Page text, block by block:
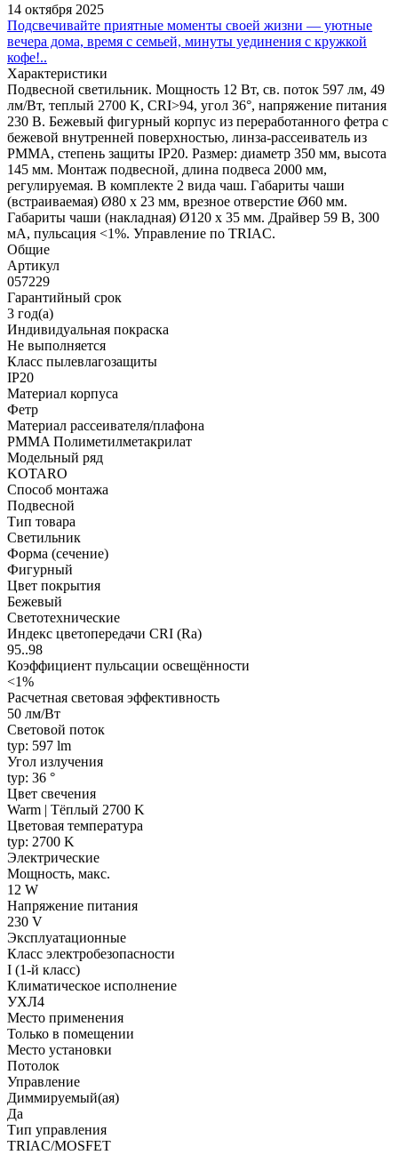
14 октября 2025
Подсвечивайте приятные моменты своей жизни — уютные
вечера дома, время с семьей, минуты уединения с кружкой
кофе!..
Характеристики
Подвесной светильник. Мощность 12 Вт, св. поток 597 лм, 49
лм/Вт, теплый 2700 K, CRI>94, угол 36°, напряжение питания
230 В. Бежевый фигурный корпус из переработанного фетра с
бежевой внутренней поверхностью, линза-рассеиватель из
PMMA, степень защиты IP20. Размер: диаметр 350 мм, высота
145 мм. Монтаж подвесной, длина подвеса 2000 мм,
регулируемая. В комплекте 2 вида чаш. Габариты чаши
(встраиваемая) Ø80 х 23 мм, врезное отверстие Ø60 мм.
Габариты чаши (накладная) Ø120 x 35 мм. Драйвер 59 В, 300
мА, пульсация <1%. Управление по TRIAC.
Общие
Артикул
057229
Гарантийный срок
3 год(а)
Индивидуальная покраска
Не выполняется
Класс пылевлагозащиты
IP20
Материал корпуса
Фетр
Материал рассеивателя/плафона
PMMA Полиметилметакрилат
Модельный ряд
KOTARO
Способ монтажа
Подвесной
Тип товара
Светильник
Форма (сечение)
Фигурный
Цвет покрытия
Бежевый
Светотехнические
Индекс цветопередачи CRI (Ra)
95..98
Коэффициент пульсации освещённости
<1%
Расчетная световая эффективность
50 лм/Вт
Световой поток
typ: 597 lm
Угол излучения
typ: 36 °
Цвет свечения
Warm | Тёплый 2700 K
Цветовая температура
typ: 2700 K
Электрические
Мощность, макс.
12 W
Напряжение питания
230 V
Эксплуатационные
Класс электробезопасности
I (1-й класс)
Климатическое исполнение
УХЛ4
Место применения
Только в помещении
Место установки
Потолок
Управление
Диммируемый(ая)
Да
Тип управления
TRIAC/MOSFET